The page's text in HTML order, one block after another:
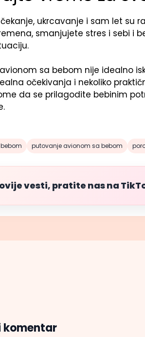
ukrcavanje i sam let su
smanjujete stres i sebi i
sa bebom nije idealno
očekivanja i nekoliko
da se prilagodite bebinim
putovanje avionom sa bebom
vesti, pratite nas na
komentar